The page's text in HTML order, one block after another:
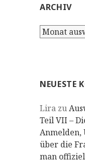
ARCHIV
Archiv
NEUESTE
Lira zu
Teil VII –
Anmelden,
über die
man